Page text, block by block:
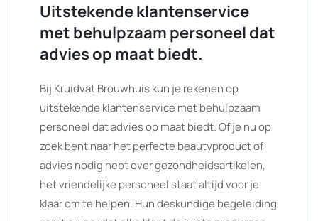
Uitstekende klantenservice
met behulpzaam personeel dat
advies op maat biedt.
Bij Kruidvat Brouwhuis kun je rekenen op
uitstekende klantenservice met behulpzaam
personeel dat advies op maat biedt. Of je nu op
zoek bent naar het perfecte beautyproduct of
advies nodig hebt over gezondheidsartikelen,
het vriendelijke personeel staat altijd voor je
klaar om te helpen. Hun deskundige begeleiding